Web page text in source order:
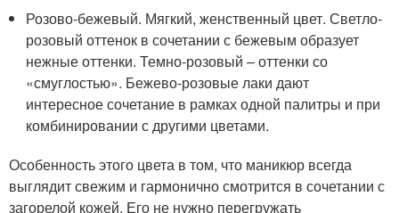
Розово-бежевый. Мягкий, женственный цвет. Светло-
розовый оттенок в сочетании с бежевым образует
нежные оттенки. Темно-розовый – оттенки со
«смуглостью». Бежево-розовые лаки дают
интересное сочетание в рамках одной палитры и при
комбинировании с другими цветами.
Особенность этого цвета в том, что маникюр всегда
выглядит свежим и гармонично смотрится в сочетании с
загорелой кожей. Его не нужно перегружать